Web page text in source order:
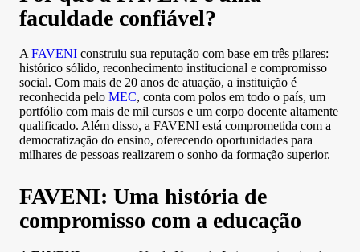
faculdade confiável?
A FAVENI construiu sua reputação com base em três pilares:
histórico sólido, reconhecimento institucional e compromisso
social. Com mais de 20 anos de atuação, a instituição é
reconhecida pelo MEC, conta com polos em todo o país, um
portfólio com mais de mil cursos e um corpo docente altamente
qualificado. Além disso, a FAVENI está comprometida com a
democratização do ensino, oferecendo oportunidades para
milhares de pessoas realizarem o sonho da formação superior.
FAVENI: Uma história de
compromisso com a educação